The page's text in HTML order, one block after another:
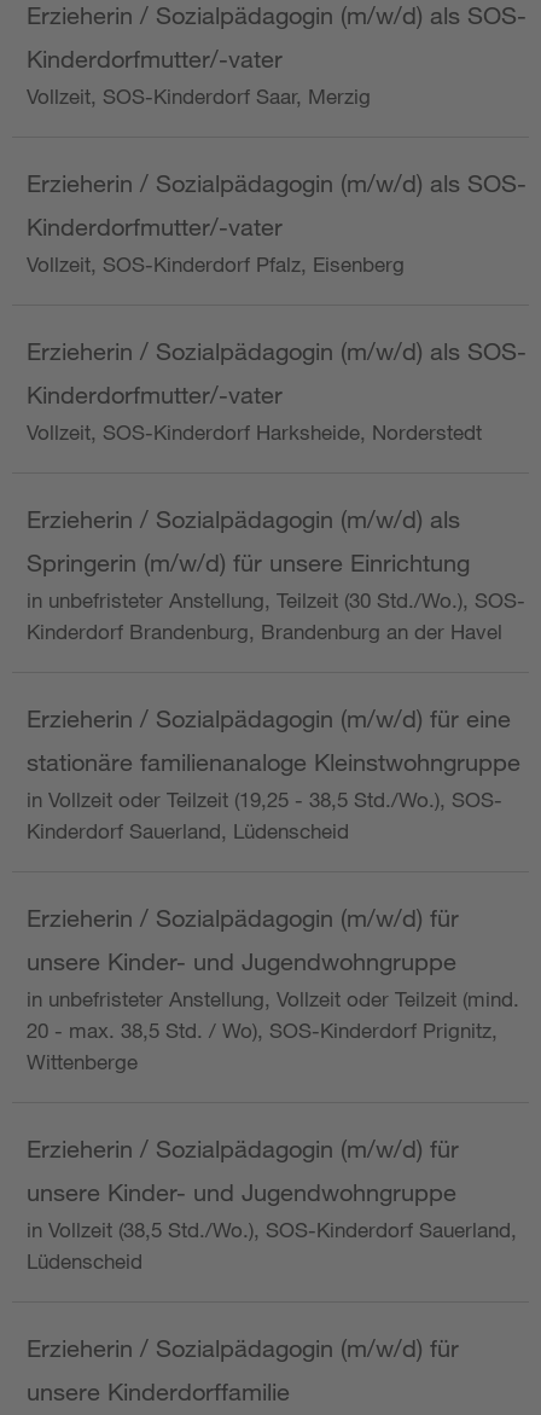
Erzieherin / Sozialpädagogin (m/w/d) als SOS-
Kinderdorfmutter/-vater
Vollzeit, SOS-Kinderdorf Saar, Merzig
Erzieherin / Sozialpädagogin (m/w/d) als SOS-
Kinderdorfmutter/-vater
Vollzeit, SOS-Kinderdorf Pfalz, Eisenberg
Erzieherin / Sozialpädagogin (m/w/d) als SOS-
Kinderdorfmutter/-vater
Vollzeit, SOS-Kinderdorf Harksheide, Norderstedt
Erzieherin / Sozialpädagogin (m/w/d) als
Springerin (m/w/d) für unsere Einrichtung
in unbefristeter Anstellung, Teilzeit (30 Std./Wo.), SOS-
Kinderdorf Brandenburg, Brandenburg an der Havel
Erzieherin / Sozialpädagogin (m/w/d) für eine
stationäre familienanaloge Kleinstwohngruppe
in Vollzeit oder Teilzeit (19,25 - 38,5 Std./Wo.), SOS-
Kinderdorf Sauerland, Lüdenscheid
Erzieherin / Sozialpädagogin (m/w/d) für
unsere Kinder- und Jugendwohngruppe
in unbefristeter Anstellung, Vollzeit oder Teilzeit (mind.
20 - max. 38,5 Std. / Wo), SOS-Kinderdorf Prignitz,
Wittenberge
Erzieherin / Sozialpädagogin (m/w/d) für
unsere Kinder- und Jugendwohngruppe
in Vollzeit (38,5 Std./Wo.), SOS-Kinderdorf Sauerland,
Lüdenscheid
Erzieherin / Sozialpädagogin (m/w/d) für
unsere Kinderdorffamilie